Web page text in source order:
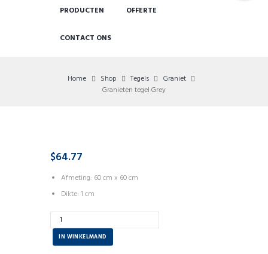
PRODUCTEN OFFERTE
CONTACT ONS
Home Shop Tegels
Graniet
Granieten tegel Grey
$64.77
Afmeting: 60 cm x 60 cm
Dikte: 1 cm
Aantal
IN WINKELMAND